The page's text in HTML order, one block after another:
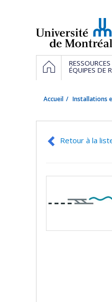
Navigation
principale
ACCUEIL
ÉQUIPES DE
Accueil Installations
Retour à la